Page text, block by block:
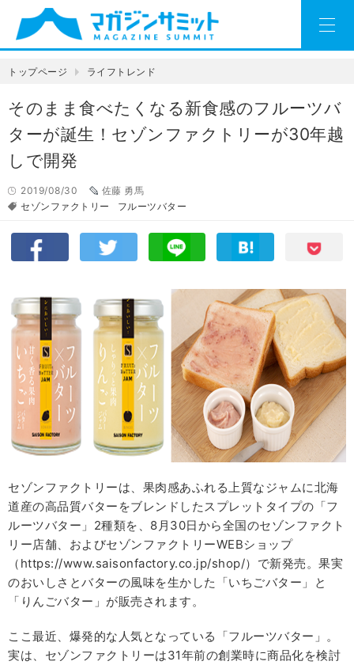
トップページ ライフトレンド
そのまま食べたくなる新食感のフルーツバ
ターが誕生！セゾンファクトリーが30年越
しで開発
2019/08/30
佐藤 勇馬
セゾンファクトリー
フルーツバター
セゾンファクトリーは、果肉感あふれる上質なジャムに北海
道産の高品質バターをブレンドしたスプレットタイプの「フ
ルーツバター」2種類を、8月30日から全国のセゾンファクト
リー店舗、およびセゾンファクトリーWEBショップ
（https://www.saisonfactory.co.jp/shop/）で新発売。果実
のおいしさとバターの風味を生かした「いちごバター」と
「りんごバター」が販売されます。
ここ最近、爆発的な人気となっている「フルーツバター」。
実は、セゾンファクトリーは31年前の創業時に商品化を検討